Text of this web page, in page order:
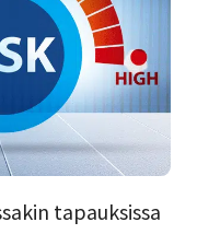
tapauksissa